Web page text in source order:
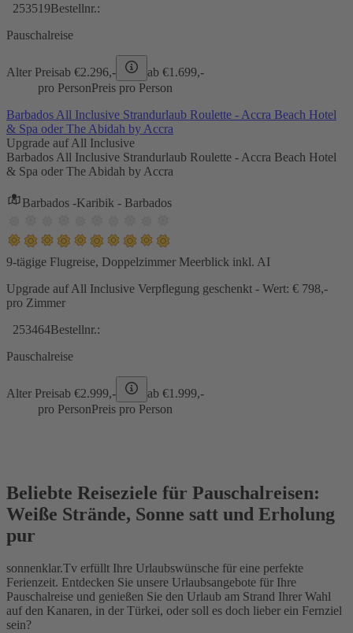
253519Bestellnr.:
Pauschalreise
Alter Preisab €2.296,- ab €1.699,-
pro PersonPreis pro Person
Barbados All Inclusive Strandurlaub Roulette - Accra Beach Hotel
& Spa oder The Abidah by Accra
Upgrade auf All Inclusive
Barbados All Inclusive Strandurlaub Roulette - Accra Beach Hotel
& Spa oder The Abidah by Accra
Barbados -Karibik - Barbados
9-tägige Flugreise, Doppelzimmer Meerblick inkl. AI
Upgrade auf All Inclusive Verpflegung geschenkt - Wert: € 798,-
pro Zimmer
253464Bestellnr.:
Pauschalreise
Alter Preisab €2.999,- ab €1.999,-
pro PersonPreis pro Person
Beliebte Reiseziele für Pauschalreisen:
Weiße Strände, Sonne satt und Erholung
pur
sonnenklar.Tv erfüllt Ihre Urlaubswünsche für eine perfekte
Ferienzeit. Entdecken Sie unsere Urlaubsangebote für Ihre
Pauschalreise und genießen Sie den Urlaub am Strand Ihrer Wahl
auf den Kanaren, in der Türkei, oder soll es doch lieber ein Fernziel
sein?